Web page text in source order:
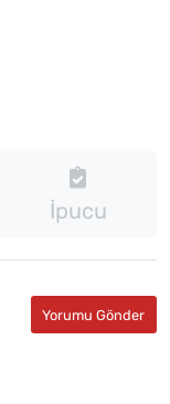
İpucu